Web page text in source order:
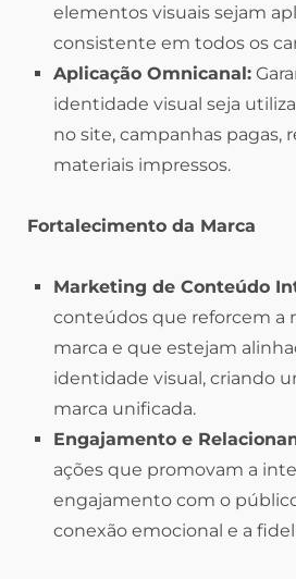
elementos visuais sejam
consistente em todos os
Aplicação Omnicanal:
identidade visual seja
no site, campanhas pagas,
materiais impressos.
Fortalecimento da Marca
Marketing de Conteúdo
conteúdos que reforcem a
marca e que estejam
identidade visual, criando
marca unificada.
Engajamento e
ações que promovam a
engajamento com o
conexão emocional e a